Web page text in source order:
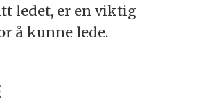
ledet, er en viktig
å kunne lede.